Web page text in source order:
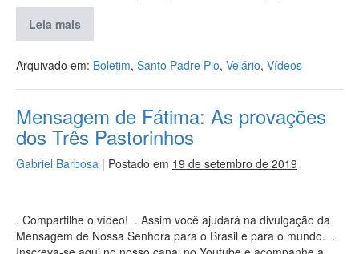
Leia mais
Arquivado em: Boletim, Santo Padre Pio, Velário, Vídeos
Mensagem de Fátima: As provações
dos Três Pastorinhos
Gabriel Barbosa | Postado em 19 de setembro de 2019
. Compartilhe o vídeo! . Assim você ajudará na divulgação da
Mensagem de Nossa Senhora para o Brasil e para o mundo. .